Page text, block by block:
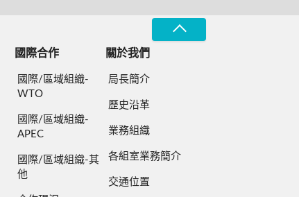
國際合作
國際/區域組織-
WTO
國際/區域組織-
APEC
國際/區域組織-其
他
關於我們
局長簡介
歷史沿革
業務組織
各組室業務簡介
交通位置